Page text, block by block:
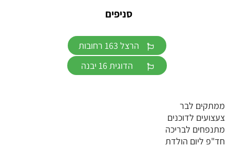
סניפים
הרצל 163 רחובות
הדוגית 16 יבנה
ממתקים לבר
צעצועים לדוכנים
מתנפחים לבריכה
חד"פ ליום הולדת